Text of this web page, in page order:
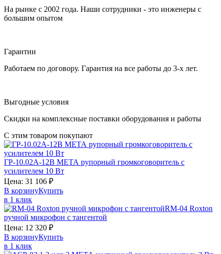
На рынке с 2002 года. Наши сотрудники - это инженеры с
большим опытом
Гарантии
Работаем по договору. Гарантия на все работы до 3-х лет.
Выгодные условия
Скидки на комплексные поставки оборудования и работы
С этим товаром покупают
ГР-10.02А-12В МЕТА рупорный громкоговоритель с
усилителем 10 Вт
Цена: 31 106 ₽
В корзинуКупить
в 1 клик
RM-04 Roxton
ручной микрофон с тангентой
Цена: 12 320 ₽
В корзинуКупить
в 1 клик